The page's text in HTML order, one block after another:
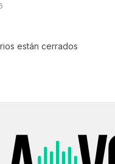
están cerrados